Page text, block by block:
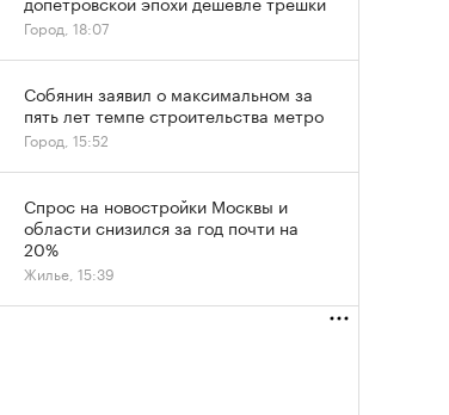
Город, 18:07
Собянин заявил о максимальном за
пять лет темпе строительства метро
Город, 15:52
Спрос на новостройки Москвы и
области снизился за год почти на
20%
Жилье, 15:39